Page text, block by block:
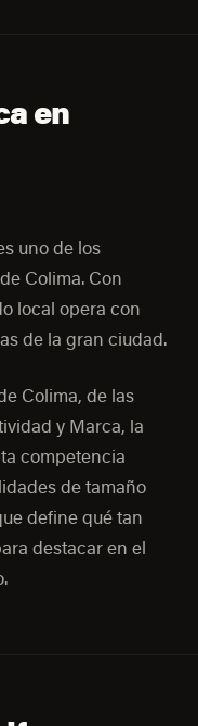
en
uno de los
Colima. Con
local opera con
de la gran ciudad.
Colima, de las
y Marca, la
competencia
de tamaño
define qué tan
destacar en el